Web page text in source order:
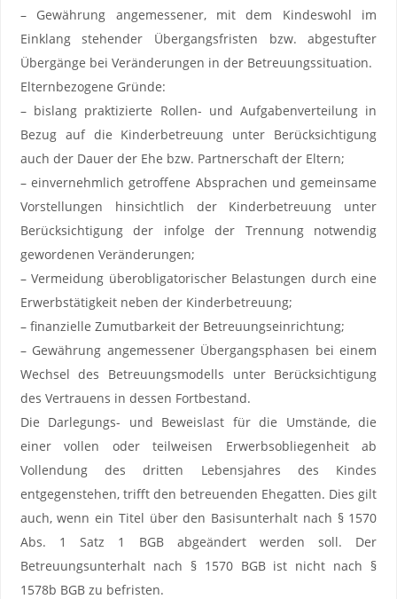
– Gewährung angemessener, mit dem Kindeswohl im
Einklang stehender Übergangsfristen bzw. abgestufter
Übergänge bei Veränderungen in der Betreuungssituation.
Elternbezogene Gründe:
– bislang praktizierte Rollen- und Aufgabenverteilung in
Bezug auf die Kinderbetreuung unter Berücksichtigung
auch der Dauer der Ehe bzw. Partnerschaft der Eltern;
– einvernehmlich getroffene Absprachen und gemeinsame
Vorstellungen hinsichtlich der Kinderbetreuung unter
Berücksichtigung der infolge der Trennung notwendig
gewordenen Veränderungen;
– Vermeidung überobligatorischer Belastungen durch eine
Erwerbstätigkeit neben der Kinderbetreuung;
– finanzielle Zumutbarkeit der Betreuungseinrichtung;
– Gewährung angemessener Übergangsphasen bei einem
Wechsel des Betreuungsmodells unter Berücksichtigung
des Vertrauens in dessen Fortbestand.
Die Darlegungs- und Beweislast für die Umstände, die
einer vollen oder teilweisen Erwerbsobliegenheit ab
Vollendung des dritten Lebensjahres des Kindes
entgegenstehen, trifft den betreuenden Ehegatten. Dies gilt
auch, wenn ein Titel über den Basisunterhalt nach § 1570
Abs. 1 Satz 1 BGB abgeändert werden soll. Der
Betreuungsunterhalt nach § 1570 BGB ist nicht nach §
1578b BGB zu befristen.